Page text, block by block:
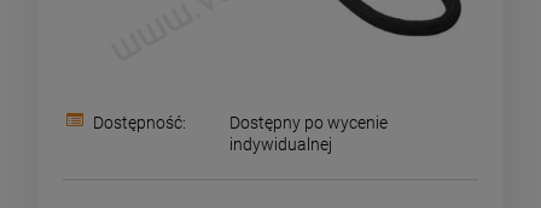
Dostępność:
Dostępny po wycenie
indywidualnej